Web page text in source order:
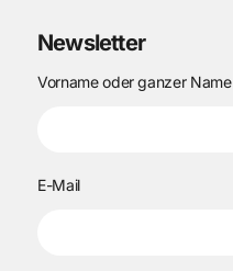
Newsletter
Vorname oder ganzer Name
E-Mail